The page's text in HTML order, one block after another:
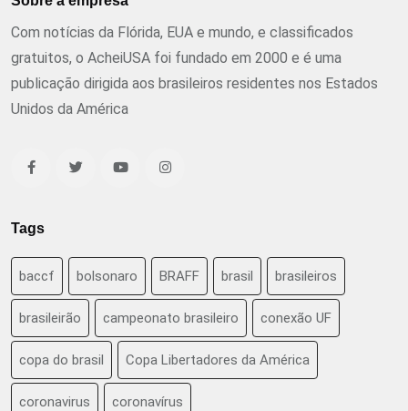
Com notícias da Flórida, EUA e mundo, e classificados
gratuitos, o AcheiUSA foi fundado em 2000 e é uma
publicação dirigida aos brasileiros residentes nos Estados
Unidos da América
Tags
baccf bolsonaro BRAFF brasil brasileiros
brasileirão campeonato brasileiro conexão UF
copa do brasil Copa Libertadores da América
coronavirus coronavírus